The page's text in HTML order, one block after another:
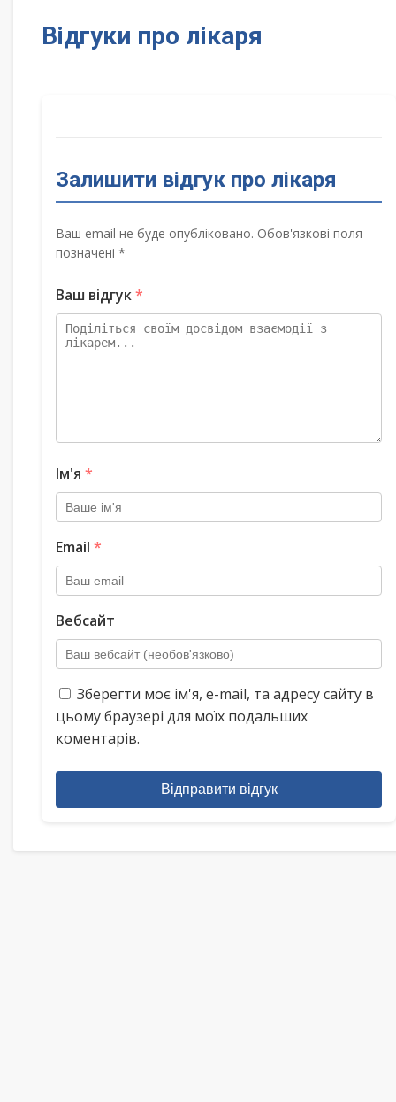
Відгуки про лікаря
Залишити відгук про лікаря
Ваш email не буде опубліковано. Обов'язкові поля
позначені *
Ваш відгук*
Ім'я *
Email *
Вебсайт
Зберегти моє ім'я, e-mail, та адресу сайту в
цьому браузері для моїх подальших
коментарів.
Відправити відгук